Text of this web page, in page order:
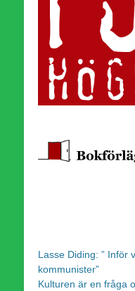
Lasse Diding: ” Inför
kommunister”
Kulturen är en fråga